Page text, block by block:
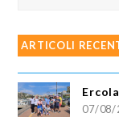
ARTICOLI
07/08/